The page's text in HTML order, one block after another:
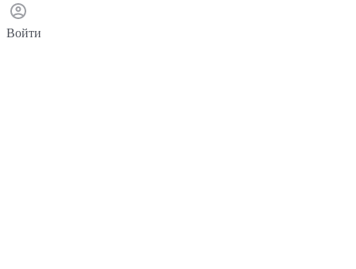
Войти